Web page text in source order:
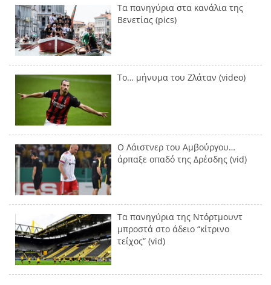
Τα πανηγύρια στα κανάλια της
Βενετίας (pics)
Το… μήνυμα του Ζλάταν (video)
Ο Λάιστνερ του Αμβούργου…
άρπαξε οπαδό της Δρέσδης (vid)
Τα πανηγύρια της Ντόρτμουντ
μπροστά στο άδειο “κίτρινο
τείχος” (vid)